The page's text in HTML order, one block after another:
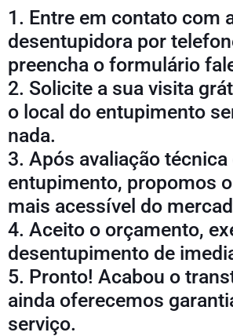
1. Entre em contato com
desentupidora por
preencha o formulário
2. Solicite a sua visita
o local do entupimento
nada.
3. Após avaliação técnica
entupimento, propomos
mais acessível do
4. Aceito o orçamento,
desentupimento de
5. Pronto! Acabou o
ainda oferecemos
serviço.